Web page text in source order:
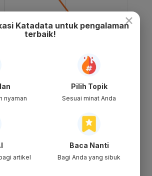
×
Katadata untuk pengalaman
terbaik!
nyaman
Pilih Topik
Sesuai minat Anda
artikel
Baca Nanti
Bagi Anda yang sibuk